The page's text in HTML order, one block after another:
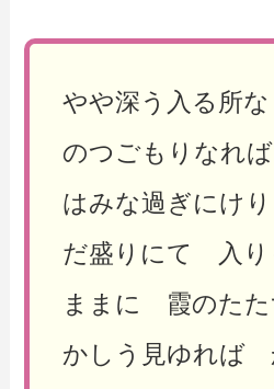
やや深う入る所
のつごもりなれ
はみな過ぎにけ
だ盛りにて 入り
ままに 霞のたた
かしう見ゆれば